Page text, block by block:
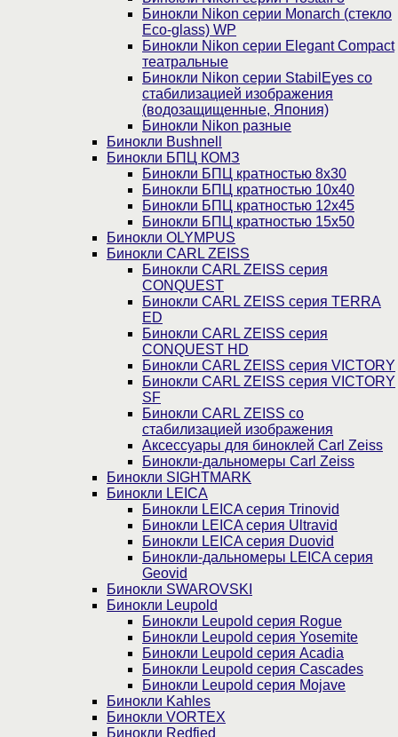
Бинокли Nikon серии Monarch (стекло
Eco-glass) WP
Бинокли Nikon серии Elegant Compact
театральные
Бинокли Nikon серии StabilEyes со
стабилизацией изображения
(водозащищенные, Япония)
Бинокли Nikon разные
Бинокли Bushnell
Бинокли БПЦ КОМЗ
Бинокли БПЦ кратностью 8х30
Бинокли БПЦ кратностью 10х40
Бинокли БПЦ кратностью 12х45
Бинокли БПЦ кратностью 15х50
Бинокли OLYMPUS
Бинокли CARL ZEISS
Бинокли CARL ZEISS серия
CONQUEST
Бинокли CARL ZEISS серия TERRA
ED
Бинокли CARL ZEISS серия
CONQUEST HD
Бинокли CARL ZEISS серия VICTORY
Бинокли CARL ZEISS серия VICTORY
SF
Бинокли CARL ZEISS со
стабилизацией изображения
Аксессуары для биноклей Carl Zeiss
Бинокли-дальномеры Carl Zeiss
Бинокли SIGHTMARK
Бинокли LEICA
Бинокли LEICA серия Trinovid
Бинокли LEICA серия Ultravid
Бинокли LEICA серия Duovid
Бинокли-дальномеры LEICA серия
Geovid
Бинокли SWAROVSKI
Бинокли Leupold
Бинокли Leupold серия Rogue
Бинокли Leupold серия Yosemite
Бинокли Leupold серия Acadia
Бинокли Leupold серия Cascades
Бинокли Leupold серия Mojave
Бинокли Kahles
Бинокли VORTEX
Бинокли Redfied